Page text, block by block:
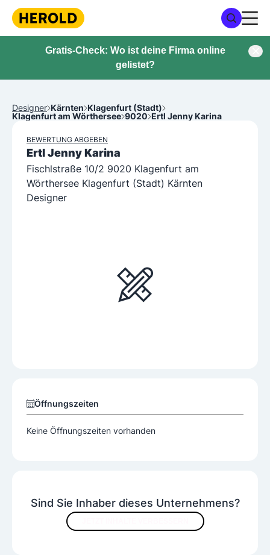
Gratis-Check: Wo ist deine Firma online
gelistet?
Designer Kärnten Klagenfurt (Stadt)
Klagenfurt am Wörthersee 9020 Ertl Jenny Karina
BEWERTUNG ABGEBEN
Ertl Jenny Karina
Fischlstraße 10/2 9020 Klagenfurt am
Wörthersee Klagenfurt (Stadt) Kärnten
Designer
Sind Sie Inhaber dieses Unternehmens?
Öffnungszeiten
Keine Öffnungszeiten vorhanden